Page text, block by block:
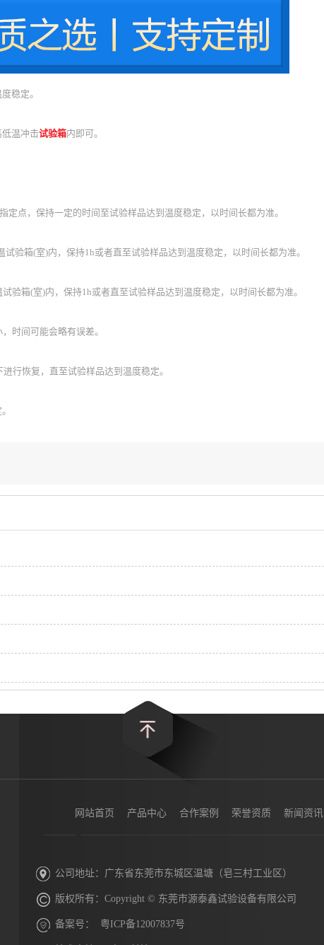
稳定。
温冲击试验箱内即可。
点，保持一定的时间至试验样品达到温度稳定，以时间长都为准。
验箱(室)内，保持1h或者直至试验样品达到温度稳定，以时间长都为准。
箱(室)内，保持1h或者直至试验样品达到温度稳定，以时间长都为准。
，时间可能会略有误差。
行恢复，直至试验样品达到温度稳定。
网站首页 产品中心 合作案例 荣誉资质 新闻资讯
公司地址：广东省东莞市东城区温塘（皂三村工业区）
版权所有：Copyright © 东莞市源泰鑫试验设备有限公司
备案号： 粤ICP备12007837号